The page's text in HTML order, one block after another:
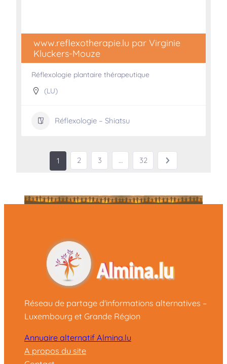
www.reflexotherapie.lu par Virginie
Kluckers-Mouze
Réflexologie plantaire thérapeutique
(LU)
Réflexologie – Shiatsu
1 2 3 … 32
Réseau de partage d'informations alternatives –
Luxembourg et Grande Région
Annuaire alternatif Almina.lu
A propos du site